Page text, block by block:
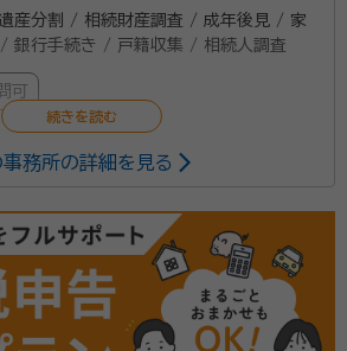
産分割 / 相続財産調査 / 成年後見 / 家
銀行手続き / 戸籍収集 / 相続人調査
可
作成するのか、よく分からない。遺
誰に相談すればいいか分からない。
遺産相続等でのお悩みについて、ど
事務所の詳細を見る